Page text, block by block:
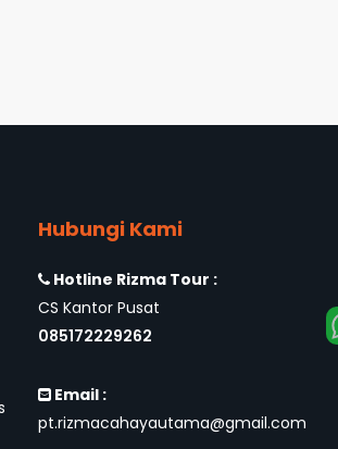
Hubungi Kami
Hotline Rizma Tour :
CS Kantor Pusat
085172229262
Email :
pt.rizmacahayautama@gmail.com